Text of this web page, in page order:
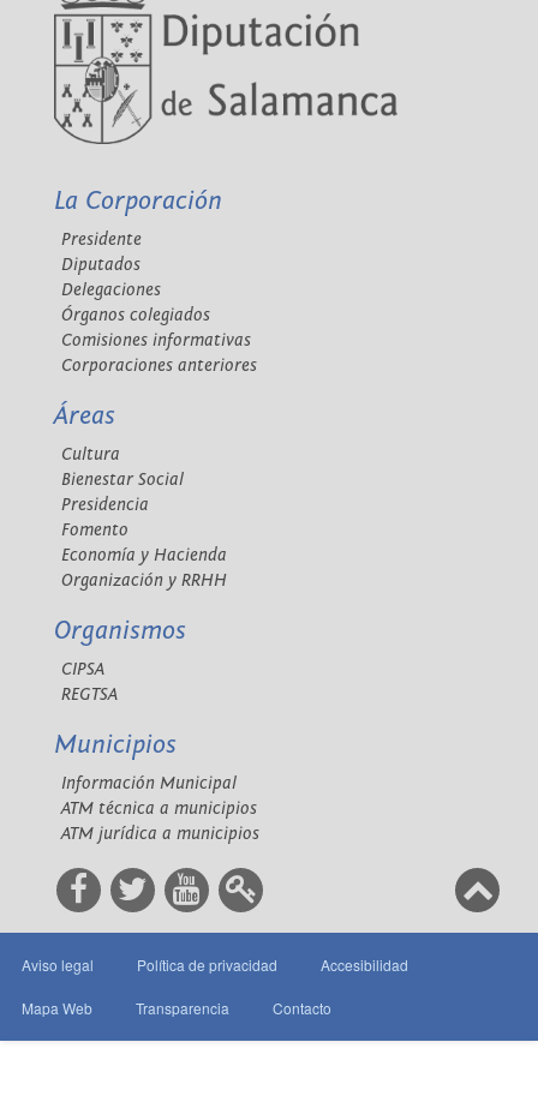
La Corporación
Presidente
Diputados
Delegaciones
Órganos colegiados
Comisiones informativas
Corporaciones anteriores
Áreas
Cultura
Bienestar Social
Presidencia
Fomento
Economía y Hacienda
Organización y RRHH
Organismos
CIPSA
REGTSA
Municipios
Información Municipal
ATM técnica a municipios
ATM jurídica a municipios
Aviso legal Política de privacidad Accesibilidad
Mapa Web Transparencia Contacto